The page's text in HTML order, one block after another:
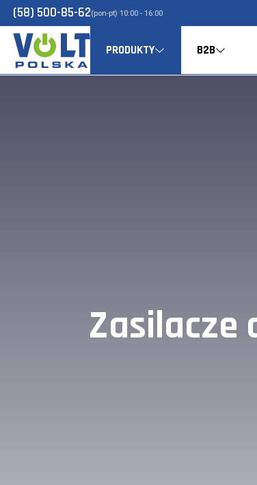
(58) 500-85-62(pon-pt) 10:00 - 16:00
PRODUKTY B2B
Zasilacze